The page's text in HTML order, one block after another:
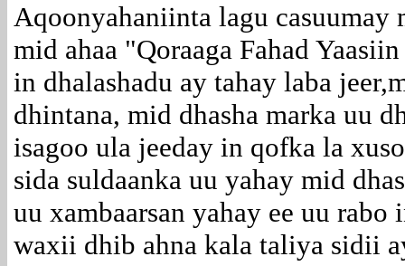
Aqoonyahaniinta lagu casuumay
mid ahaa "Qoraaga Fahad
in dhalashadu ay tahay laba
dhintana, mid dhasha marka uu
isagoo ula jeeday in qofka la
sida suldaanka uu yahay mid
uu xambaarsan yahay ee uu
waxii dhib ahna kala taliya sidii